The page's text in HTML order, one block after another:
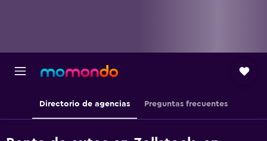
Directorio de agencias Preguntas frecuentes